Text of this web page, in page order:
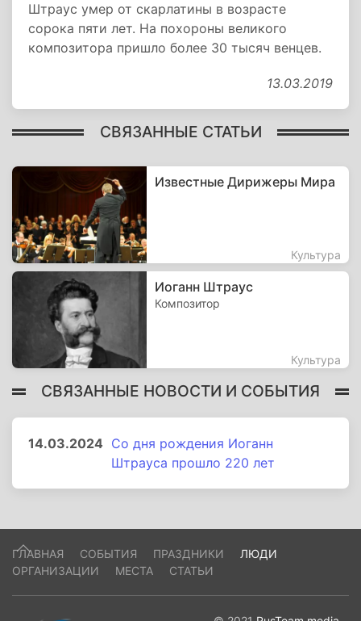
Штраус умер от скарлатины в возрасте
сорока пяти лет. На похороны великого
композитора пришло более 30 тысяч венцев.
13.03.2019
СВЯЗАННЫЕ СТАТЬИ
Известные Дирижеры Мира
Культура
Иоганн Штраус
Композитор
Культура
СВЯЗАННЫЕ НОВОСТИ И СОБЫТИЯ
14.03.2024 Со дня рождения Иоганн
Штрауса прошло 220 лет
ГЛАВНАЯ СОБЫТИЯ ПРАЗДНИКИ
ЛЮДИ
ОРГАНИЗАЦИИ
МЕСТА СТАТЬИ